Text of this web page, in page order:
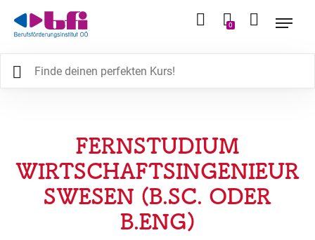
0
FERNSTUDIUM
WIRTSCHAFTSINGENIEUR
SWESEN (B.SC. ODER
B.ENG)